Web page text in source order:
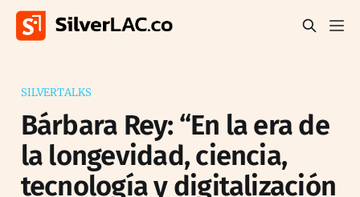
SILVERTALKS
Bárbara Rey: “En la era de
la longevidad, ciencia,
tecnología y digitalización